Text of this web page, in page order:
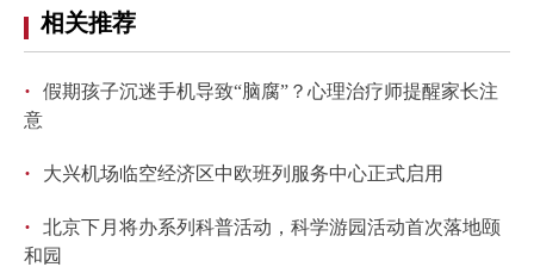
相关推荐
·
假期孩子沉迷手机导致“脑腐”？心理治疗师提醒家长注
意
· 大兴机场临空经济区中欧班列服务中心正式启用
·
北京下月将办系列科普活动，科学游园活动首次落地颐
和园